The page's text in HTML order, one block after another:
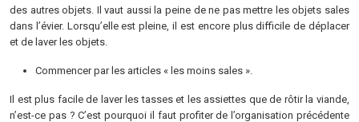
des autres objets. Il vaut aussi la peine de ne pas mettre les objets sales
dans l’évier. Lorsqu’elle est pleine, il est encore plus difficile de déplacer
et de laver les objets.
Commencer par les articles « les moins sales ».
Il est plus facile de laver les tasses et les assiettes que de rôtir la viande,
n’est-ce pas ? C’est pourquoi il faut profiter de l’organisation précédente